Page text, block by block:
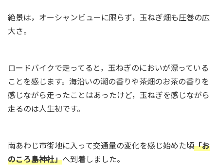
絶景は，オーシャンビューに限らず，玉ねぎ畑も圧巻の広
大さ。
ロードバイクで走ってると，玉ねぎのにおいが漂っている
ことを感じます。海沿いの潮の香りや茶畑のお茶の香りを
感じながら走ったことはあったけど，玉ねぎを感じながら
走るのは人生初です。
南あわじ市街地に入って交通量の変化を感じ始めた頃「お
のころ島神社」へ到着しました。